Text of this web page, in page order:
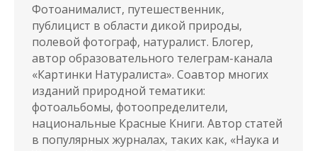
Фотоанималист, путешественник,
публицист в области дикой природы,
полевой фотограф, натуралист. Блогер,
автор образовательного телеграм-канала
«Картинки Натуралиста». Соавтор многих
изданий природной тематики:
фотоальбомы, фотоопределители,
национальные Красные Книги. Автор статей
в популярных журналах, таких как, «Наука и